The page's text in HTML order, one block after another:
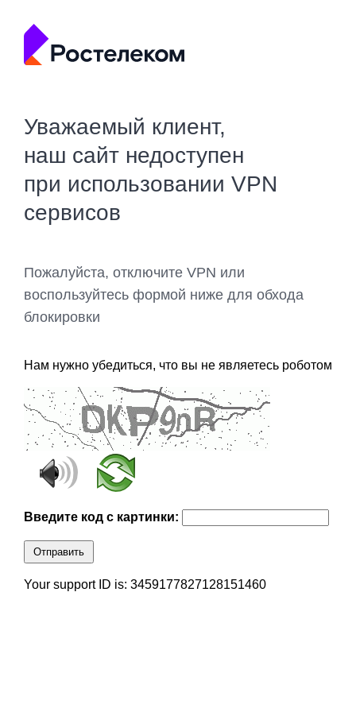
Уважаемый клиент,
наш сайт недоступен
при использовании VPN
сервисов
Пожалуйста, отключите VPN или
воспользуйтесь формой ниже для обхода
блокировки
Нам нужно убедиться, что вы не являетесь роботом
Введите код с картинки:
Отправить
Your support ID is: 3459177827128151460